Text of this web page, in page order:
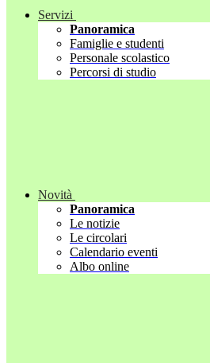
Servizi
Panoramica
Famiglie e studenti
Personale scolastico
Percorsi di studio
Novità
Panoramica
Le notizie
Le circolari
Calendario eventi
Albo online